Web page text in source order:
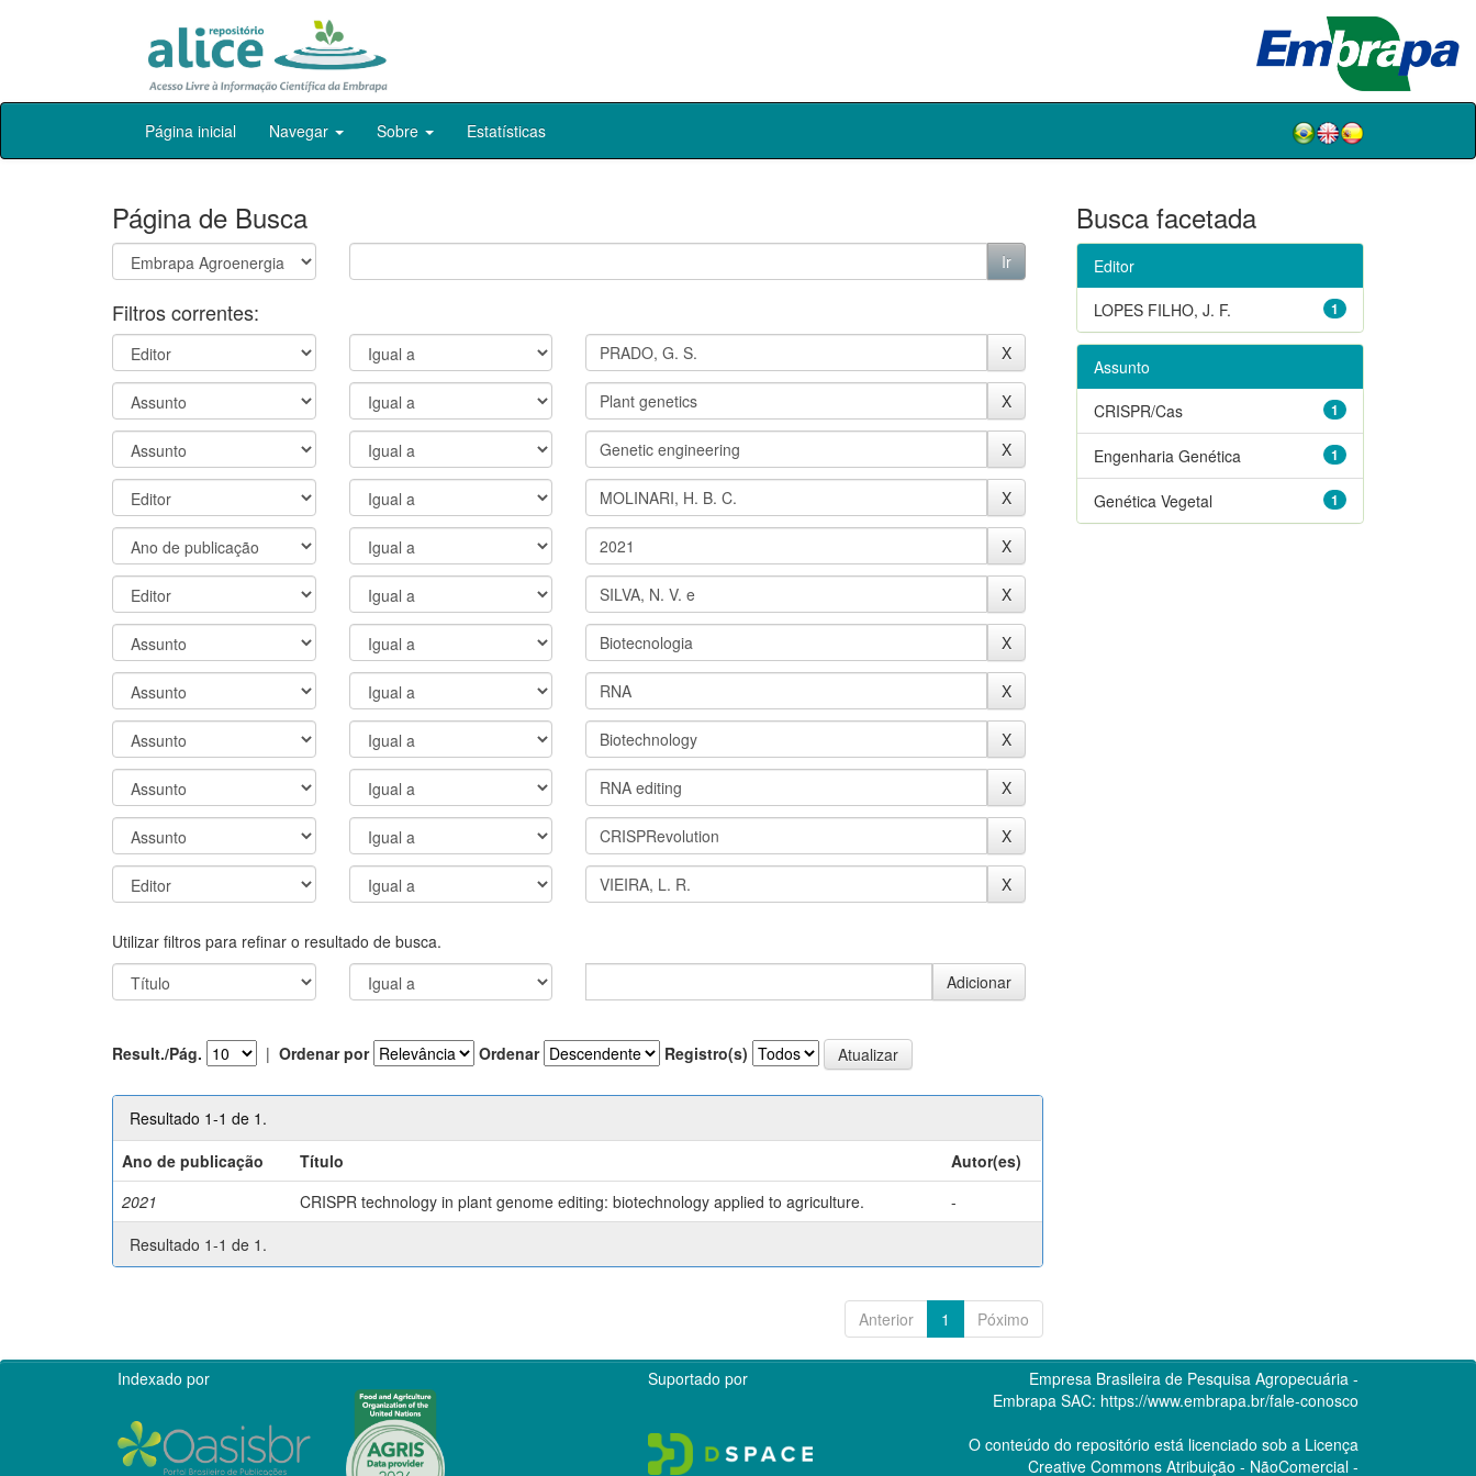
Skip
Página inicial Navegar Sobre Estatísticas
Página de Busca
Filtros correntes:
Utilizar filtros para refinar o resultado de busca.
Result./Pág. | Ordenar por Ordenar Registro(s)
Resultado 1-1 de 1.
Ano de publicação
Título
Autor(es)
2021
CRISPR technology in plant genome editing: biotechnology applied to agriculture.
-
Resultado 1-1 de 1.
Anterior 1 Póximo
Busca facetada
Editor
1
LOPES FILHO, J. F.
Assunto
1
CRISPR/Cas
1
Engenharia Genética
1
Genética Vegetal
Indexado por Suportado por
Empresa Brasileira de Pesquisa Agropecuária -
Embrapa SAC: https://www.embrapa.br/fale-conosco
O conteúdo do repositório está licenciado sob a Licença
Creative CommonsAtribuição - NãoComercial -